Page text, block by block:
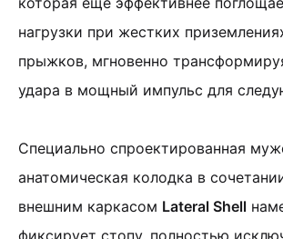
нагрузки при жестких
прыжков, мгновенно
удара в мощный импульс для
Специально спроектированная
анатомическая колодка в
внешним каркасом Lateral Shell
фиксирует стопу, полностью